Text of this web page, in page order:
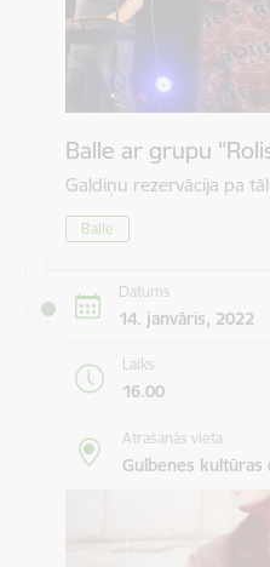
Balle ar grupu
Galdiņu rezervācija pa
Balle
Datums
14. janvāris, 2022
Laiks
16.00
Atrašanās vieta
Gulbenes kultūras